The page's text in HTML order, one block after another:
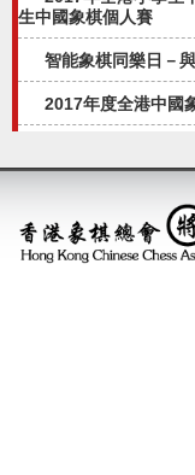
生中國象棋個人賽
智能象棋同樂日－
2017年度全港中國